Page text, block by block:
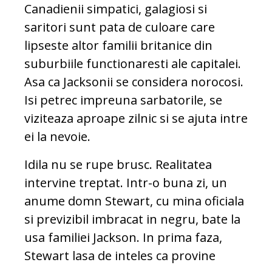
Canadienii simpatici, galagiosi si
saritori sunt pata de culoare care
lipseste altor familii britanice din
suburbiile functionaresti ale capitalei.
Asa ca Jacksonii se considera norocosi.
Isi petrec impreuna sarbatorile, se
viziteaza aproape zilnic si se ajuta intre
ei la nevoie.
Idila nu se rupe brusc. Realitatea
intervine treptat. Intr-o buna zi, un
anume domn Stewart, cu mina oficiala
si previzibil imbracat in negru, bate la
usa familiei Jackson. In prima faza,
Stewart lasa de inteles ca provine